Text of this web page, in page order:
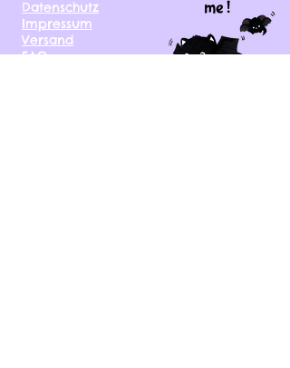
Datenschutz
Impressum
Versand
FAQ
me !